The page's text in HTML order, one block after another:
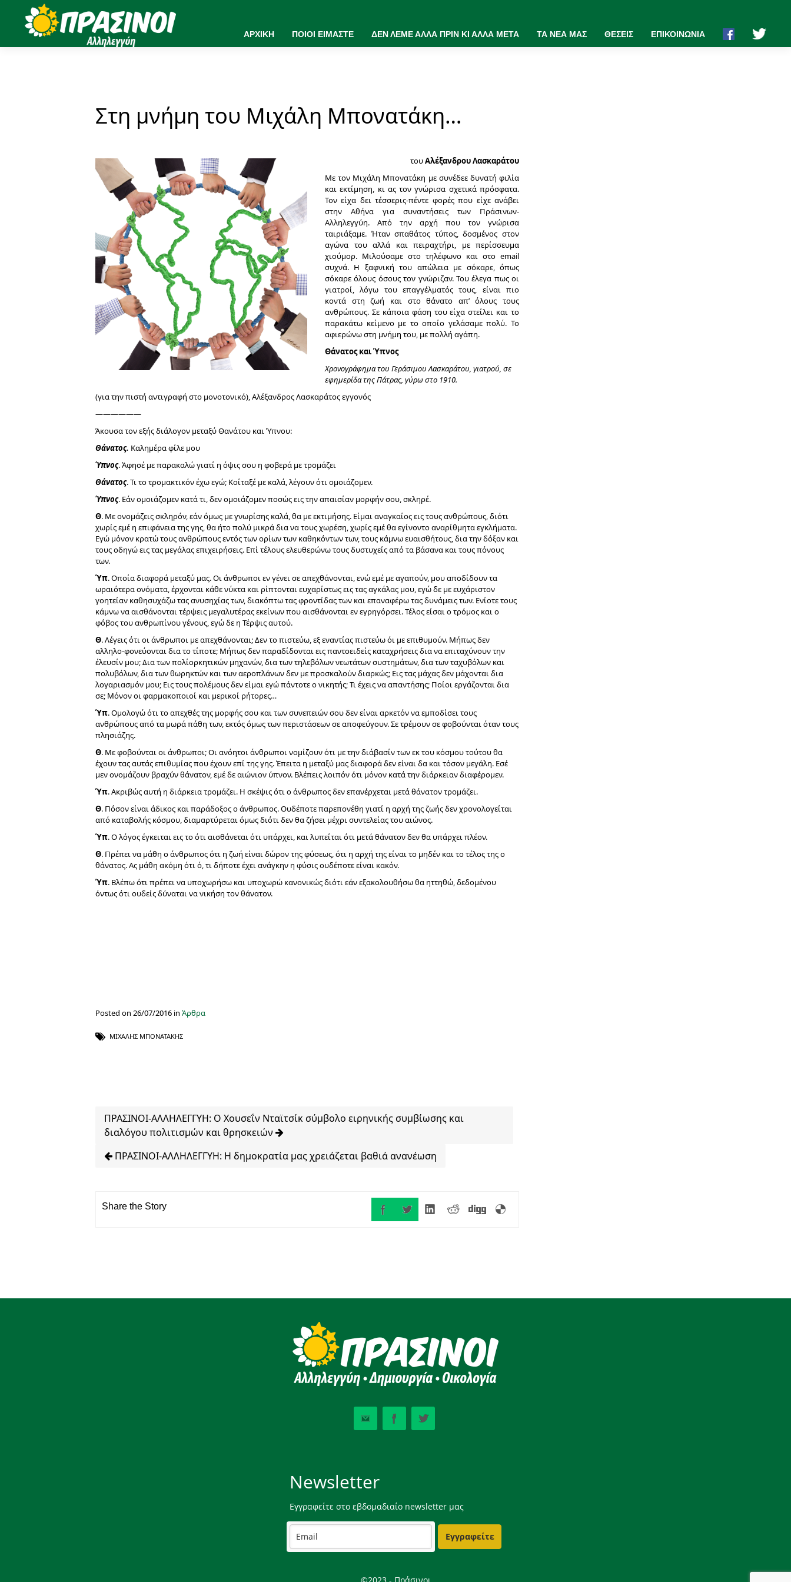
ΑΡΧΙΚΗ ΠΟΙΟΙ ΕΙΜΑΣΤΕ ΔΕΝ ΛΕΜΕ ΑΛΛΑ ΠΡΙΝ ΚΙ ΑΛΛΑ ΜΕΤΑ ΤΑ ΝΕΑ ΜΑΣ ΘΕΣΕΙΣ ΕΠΙΚΟΙΝΩΝΙΑ
Στη μνήμη του Μιχάλη Μπονατάκη…
τουΑλέξανδρου Λασκαράτου
Με τον Μιχάλη Μπονατάκη με συνέδεε δυνατή φιλία
και εκτίμηση, κι ας τον γνώρισα σχετικά πρόσφατα.
Τον είχα δει τέσσερις-πέντε φορές που είχε ανάβει
στην Αθήνα για συναντήσεις των Πράσινων-
Αλληλεγγύη. Από την αρχή που τον γνώρισα
ταιριάξαμε. Ήταν σπαθάτος τύπος, δοσμένος στον
αγώνα του αλλά και πειραχτήρι, με περίσσευμα
χιούμορ. Μιλούσαμε στο τηλέφωνο και στο email
συχνά. Η ξαφνική του απώλεια με σόκαρε, όπως
σόκαρε όλους όσους τον γνώριζαν. Του έλεγα πως οι
γιατροί, λόγω του επαγγέλματός τους, είναι πιο
κοντά στη ζωή και στο θάνατο απ’ όλους τους
ανθρώπους. Σε κάποια φάση του είχα στείλει και το
παρακάτω κείμενο με το οποίο γελάσαμε πολύ. Το
αφιερώνω στη μνήμη του, με πολλή αγάπη.
Θάνατος και Ύπνος
Χρονογράφημα του Γεράσιμου Λασκαράτου, γιατρού, σε
εφημερίδα της Πάτρας, γύρω στο 1910.
(για την πιστή αντιγραφή στο μονοτονικό), Αλέξανδρος Λασκαράτος εγγονός
——————
Άκουσα τον εξής διάλογον μεταξύ Θανάτου και Ύπνου:
Θάνατος. Καλημέρα φίλε μου
Ύπνος. Άφησέ με παρακαλώ γιατί η όψις σου η φοβερά με τρομάζει
Θάνατος. Τι το τρομακτικόν έχω εγώ; Κοίταξέ με καλά, λέγουν ότι ομοιάζομεν.
Ύπνος. Εάν ομοιάζομεν κατά τι, δεν ομοιάζομεν ποσώς εις την απαισίαν μορφήν σου, σκληρέ.
Θ. Με ονομάζεις σκληρόν, εάν όμως με γνωρίσης καλά, θα με εκτιμήσης. Είμαι αναγκαίος εις τους ανθρώπους, διότι
χωρίς εμέ η επιφάνεια της γης, θα ήτο πολύ μικρά δια να τους χωρέση, χωρίς εμέ θα εγίνοντο αναρίθμητα εγκλήματα.
Εγώ μόνον κρατώ τους ανθρώπους εντός των ορίων των καθηκόντων των, τους κάμνω ευαισθήτους, δια την δόξαν και
τους οδηγώ εις τας μεγάλας επιχειρήσεις. Επί τέλους ελευθερώνω τους δυστυχείς από τα βάσανα και τους πόνους
των.
Ύπ. Οποία διαφορά μεταξύ μας. Οι άνθρωποι εν γένει σε απεχθάνονται, ενώ εμέ με αγαπούν, μου αποδίδουν τα
ωραιότερα ονόματα, έρχονται κάθε νύκτα και ρίπτονται ευχαρίστως εις τας αγκάλας μου, εγώ δε με ευχάριστον
γοητείαν καθησυχάζω τας ανυσηχίας των, διακόπτω τας φροντίδας των και επαναφέρω τας δυνάμεις των. Ενίοτε τους
κάμνω να αισθάνονται τέρψεις μεγαλυτέρας εκείνων που αισθάνονται εν εγρηγόρσει. Τέλος είσαι ο τρόμος και ο
φόβος του ανθρωπίνου γένους, εγώ δε η Τέρψις αυτού.
Θ. Λέγεις ότι οι άνθρωποι με απεχθάνονται; Δεν το πιστεύω, εξ εναντίας πιστεύω όι με επιθυμούν. Μήπως δεν
αλληλο-φονεύονται δια το τίποτε; Μήπως δεν παραδίδονται εις παντοειδείς καταχρήσεις δια να επιταχύνουν την
έλευσίν μου; Δια των πολίορκητικών μηχανών, δια των τηλεβόλων νεωτάτων συστημάτων, δια των ταχυβόλων και
πολυβόλων, δια των θωρηκτών και των αεροπλάνων δεν με προσκαλούν διαρκώς; Εις τας μάχας δεν μάχονται δια
λογαριασμόν μου; Εις τους πολέμους δεν είμαι εγώ πάντοτε ο νικητής; Τι έχεις να απαντήσης; Ποίοι εργάζονται δια
σε; Μόνον οι φαρμακοποιοί και μερικοί ρήτορες…
Ύπ. Ομολογώ ότι το απεχθές της μορφής σου και των συνεπειών σου δεν είναι αρκετόν να εμποδίσει τους
ανθρώπους από τα μωρά πάθη των, εκτός όμως των περιστάσεων σε αποφεύγουν. Σε τρέμουν σε φοβούνται όταν τους
πλησιάζης.
Θ. Με φοβούνται οι άνθρωποι; Οι ανόητοι άνθρωποι νομίζουν ότι με την διάβασίν των εκ του κόσμου τούτου θα
έχουν τας αυτάς επιθυμίας που έχουν επί της γης. Έπειτα η μεταξύ μας διαφορά δεν είναι δα και τόσον μεγάλη. Εσέ
μεν ονομάζουν βραχύν θάνατον, εμέ δε αιώνιον ύπνον. Βλέπεις λοιπόν ότι μόνον κατά την διάρκειαν διαφέρομεν.
Ύπ. Ακριβώς αυτή η διάρκεια τρομάζει. Η σκέψις ότι ο άνθρωπος δεν επανέρχεται μετά θάνατον τρομάζει.
Θ. Πόσον είναι άδικος και παράδοξος ο άνθρωπος. Ουδέποτε παρεπονέθη γιατί η αρχή της ζωής δεν χρονολογείται
από καταβολής κόσμου, διαμαρτύρεται όμως διότι δεν θα ζήσει μέχρι συντελείας του αιώνος.
Ύπ. Ο λόγος έγκειται εις το ότι αισθάνεται ότι υπάρχει, και λυπείται ότι μετά θάνατον δεν θα υπάρχει πλέον.
Θ. Πρέπει να μάθη ο άνθρωπος ότι η ζωή είναι δώρον της φύσεως, ότι η αρχή της είναι το μηδέν και το τέλος της ο
θάνατος. Ας μάθη ακόμη ότι ό, τι δήποτε έχει ανάγκην η φύσις ουδέποτε είναι κακόν.
Ύπ. Βλέπω ότι πρέπει να υποχωρήσω και υποχωρώ κανονικώς διότι εάν εξακολουθήσω θα ηττηθώ, δεδομένου
όντως ότι ουδείς δύναται να νικήση τον θάνατον.
Posted on 26/07/2016 in Άρθρα
ΜΙΧΆΛΗΣ ΜΠΟΝΑΤΆΚΗΣ
ΠΡΑΣΙΝΟΙ-ΑΛΛΗΛΕΓΓΥΗ: Ο Χουσεΐν Νταϊτσίκ σύμβολο ειρηνικής συμβίωσης και
διαλόγου πολιτισμών και θρησκειών
ΠΡΑΣΙΝΟΙ-ΑΛΛΗΛΕΓΓΥΗ: Η δημοκρατία μας χρειάζεται βαθιά ανανέωση
Share the Story
Newsletter
Εγγραφείτε στο εβδομαδιαίο newsletter μας
Εγγραφείτε